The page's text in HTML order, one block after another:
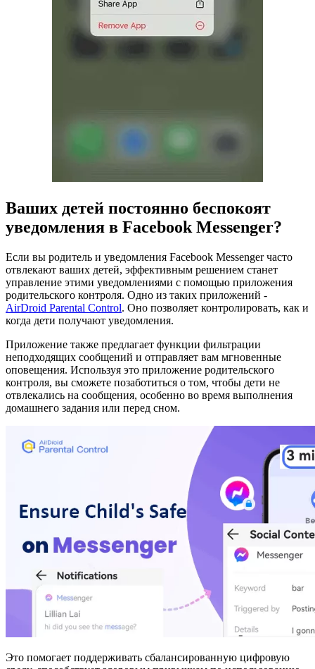
Ваших детей постоянно беспокоят
уведомления в Facebook Messenger?
Если вы родитель и уведомления Facebook Messenger часто
отвлекают ваших детей, эффективным решением станет
управление этими уведомлениями с помощью приложения
родительского контроля. Одно из таких приложений -
AirDroid Parental Control. Оно позволяет контролировать, как и
когда дети получают уведомления.
Приложение также предлагает функции фильтрации
неподходящих сообщений и отправляет вам мгновенные
оповещения. Используя это приложение родительского
контроля, вы сможете позаботиться о том, чтобы дети не
отвлекались на сообщения, особенно во время выполнения
домашнего задания или перед сном.
Это помогает поддерживать сбалансированную цифровую